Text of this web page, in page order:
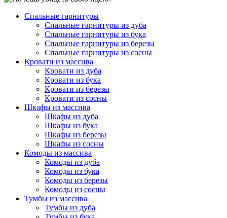
Спальные гарнитуры
Спальные гарнитуры из дуба
Спальные гарнитуры из бука
Спальные гарнитуры из березы
Спальные гарнитуры из сосны
Кровати из массива
Кровати из дуба
Кровати из бука
Кровати из березы
Кровати из сосны
Шкафы из массива
Шкафы из дуба
Шкафы из бука
Шкафы из березы
Шкафы из сосны
Комоды из массива
Комоды из дуба
Комоды из бука
Комоды из березы
Комоды из сосны
Тумбы из массива
Тумбы из дуба